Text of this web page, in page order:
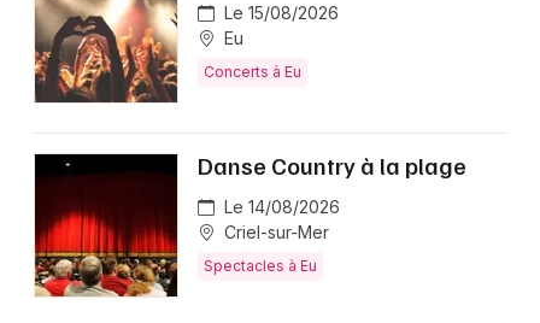
Le 15/08/2026
Eu
Concerts à Eu
Danse Country à la plage
Le 14/08/2026
Criel-sur-Mer
Spectacles à Eu